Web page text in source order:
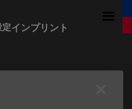
インプリント